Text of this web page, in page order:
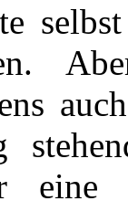
eine